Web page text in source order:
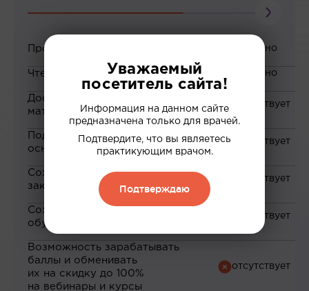
Просмотр вебинаров
Чтение статей
Доступ к закрытым
материалам
Подборка материалов на
основе ваших интересов
Сохранение материалов в
закладки
Сохранение прогресса по
обучению
Возможность зарабатывать
баллы и обменивать
их на скидку до 100%
на вебинары и курсы
Уважаемый
посетитель сайта!
Информация на данном сайте
предназначена только для врачей.
Подтвердите, что вы являетесь
практикующим врачом.
Подтверждаю